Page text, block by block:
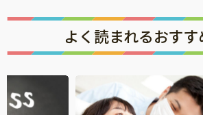
よく読まれるおす